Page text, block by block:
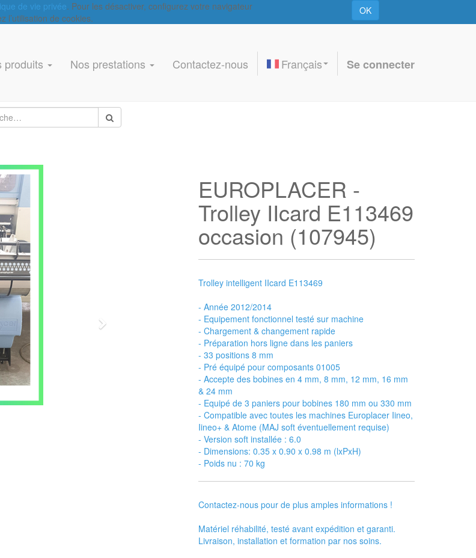
de vie privée. Pour les désactiver, configurez votre navigateur
l’utilisation de cookies.
OK
produits Nos prestations Contactez-nous Français Se connecter
Suivant
EUROPLACER -
Trolley IIcard E113469
occasion (107945)
Trolley intelligent IIcard E113469
- Année 2012/2014
- Equipement fonctionnel testé sur machine
- Chargement & changement rapide
- Préparation hors ligne dans les paniers
- 33 positions 8 mm
- Pré équipé pour composants 01005
- Accepte des bobines en 4 mm, 8 mm, 12 mm, 16 mm
& 24 mm
- Equipé de 3 paniers pour bobines 180 mm ou 330 mm
- Compatible avec toutes les machines Europlacer Iineo,
Iineo+ & Atome (MAJ soft éventuellement requise)
- Version soft installée : 6.0
- Dimensions: 0.35 x 0.90 x 0.98 m (lxPxH)
- Poids nu : 70 kg
Contactez-nous pour de plus amples informations !
Matériel réhabilité, testé avant expédition et garanti.
Livraison, installation et formation par nos soins.